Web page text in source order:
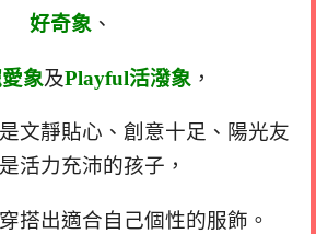
好奇象 、
象及Playful活潑象 ，
文靜貼心、創意十足、陽光友
活力充沛的孩子，
搭出適合自己個性的服飾。